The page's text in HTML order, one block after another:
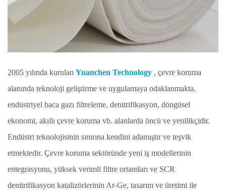
2005 yılında kurulan Yuanchen Technology , çevre koruma
alanında teknoloji geliştirme ve uygulamaya odaklanmakta,
endüstriyel baca gazı filtreleme, denitrifikasyon, döngüsel
ekonomi, akıllı çevre koruma vb. alanlarda öncü ve yenilikçidir.
Endüstri teknolojisinin sınırına kendini adamıştır ve teşvik
etmektedir. Çevre koruma sektöründe yeni iş modellerinin
entegrasyonu, yüksek verimli filtre ortamları ve SCR
denitrifikasyon katalizörlerinin Ar-Ge, tasarım ve üretimi ile